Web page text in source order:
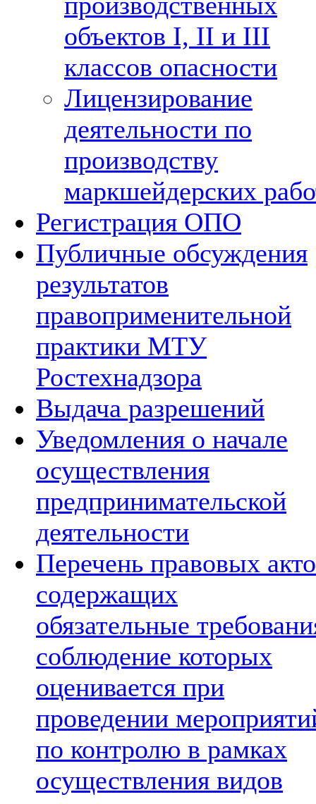
объектов I, II и III
классов опасности
Лицензирование
деятельности по
производству
маркшейдерских
Регистрация ОПО
Публичные обсуждения
результатов
правоприменительной
практики МТУ
Ростехнадзора
Выдача разрешений
Уведомления о начале
осуществления
предпринимательской
деятельности
Перечень правовых
содержащих
обязательные
соблюдение которых
оценивается при
проведении
по контролю в рамках
осуществления видов